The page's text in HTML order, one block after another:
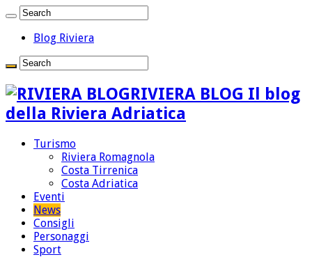
Blog Riviera
RIVIERA BLOG Il blog
della Riviera Adriatica
Turismo
Riviera Romagnola
Costa Tirrenica
Costa Adriatica
Eventi
News
Consigli
Personaggi
Sport